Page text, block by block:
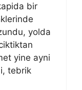
bir
yolda
yine ayni
tebrik